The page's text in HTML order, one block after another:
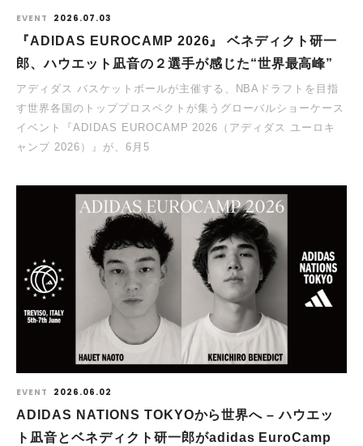
EVENT 2026.07.03
『ADIDAS EUROCAMP 2026』 ベネディクト研一
郎、ハウエット凪音の２選手が感じた“世界最高峰”
アディダス バスケットボールが主催する、NBAドラフトを目指
す世界各国のトッププロスペクトが集うグローバルショーケース
イベント『ADIDAS EUROCAMP 2026（アディダス ユーロキ
ャンプ 2026）』が、6月5
EVENT 2026.06.02
ADIDAS NATIONS TOKYOから世界へ – ハウエッ
ト凪音とベネディクト研一郎がadidas EuroCamp